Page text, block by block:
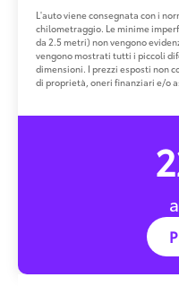
L'auto viene consegnata con i
chilometraggio. Le minime
da 2.5 metri) non vengono
vengono mostrati tutti i piccoli
dimensioni. I prezzi esposti non
di proprietà, oneri finanziari e/o